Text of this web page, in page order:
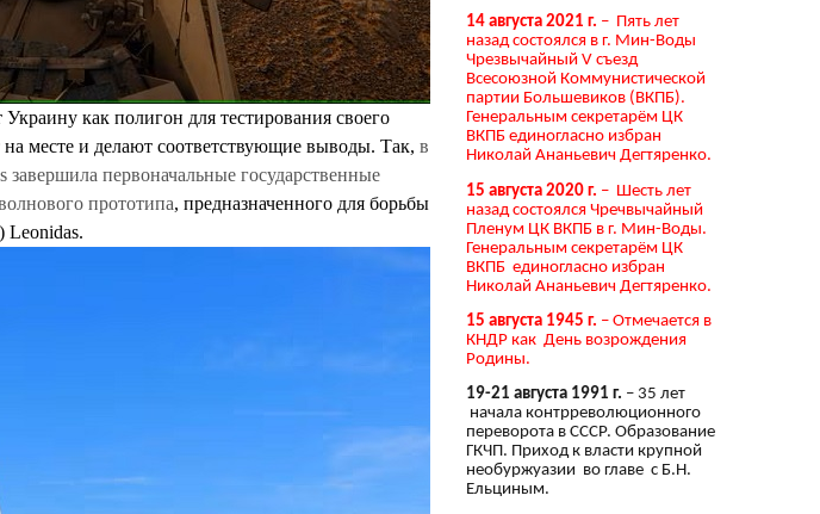
как полигон для тестирования своего
месте и делают соответствующие выводы. Так, в
завершила первоначальные государственные
прототипа, предназначенного для борьбы
14 августа 2021 г. – Пять лет
назад состоялся в г. Мин-Воды
Чрезвычайный V съезд
Всесоюзной Коммунистической
партии Большевиков (ВКПБ).
Генеральным секретарём ЦК
ВКПБ единогласно избран
Николай Ананьевич Дегтяренко.
15 августа 2020 г. – Шесть лет
назад состоялся Чречвычайный
Пленум ЦК ВКПБ в г. Мин-Воды.
Генеральным секретарём ЦК
ВКПБ единогласно избран
Николай Ананьевич Дегтяренко.
15 августа 1945 г. – Отмечается в
КНДР как День возрождения
Родины.
19-21 августа 1991 г. – 35 лет
начала контрреволюционного
переворота в СССР. Образование
ГКЧП. Приход к власти крупной
необуржуазии во главе с Б.Н.
Ельциным.